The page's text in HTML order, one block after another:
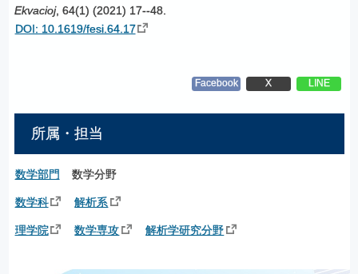
Ekvacioj, 64(1) (2021) 17--48.
DOI: 10.1619/fesi.64.17
Facebook X LINE
所属・担当
数学部門 数学分野
数学科 解析系
理学院 数学専攻 解析学研究分野